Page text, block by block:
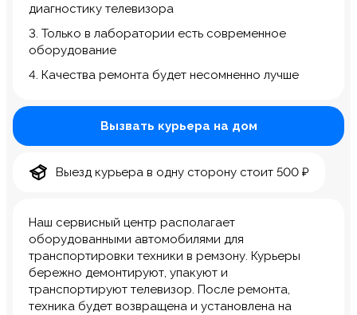
диагностику телевизора
3. Только в лаборатории есть современное
оборудование
4. Качества ремонта будет несомненно лучше
Наш сервисный центр располагает
оборудованными автомобилями для
транспортировки техники в ремзону. Курьеры
бережно демонтируют, упакуют и
транспортируют телевизор. После ремонта,
техника будет возвращена и установлена на
Вызвать курьера на дом
Выезд курьера в одну сторону стоит 500 ₽